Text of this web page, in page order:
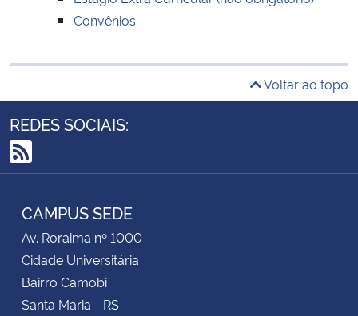
Convênios
Voltar ao topo
REDES SOCIAIS:
RSS
CAMPUS SEDE
Av. Roraima nº 1000
Cidade Universitária
Bairro Camobi
Santa Maria - RS